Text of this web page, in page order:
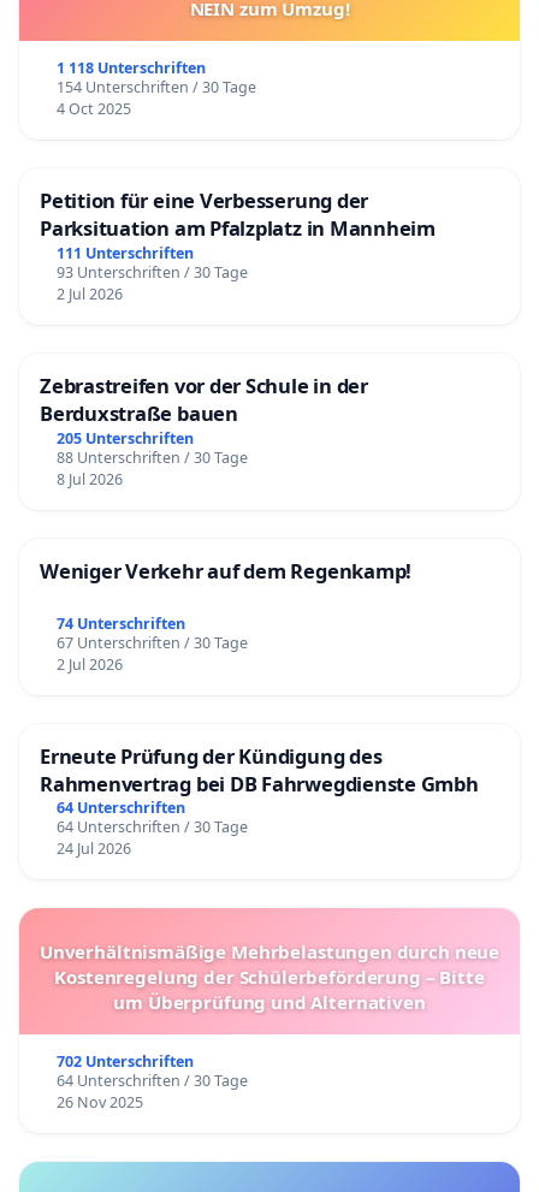
NEIN zum Umzug!
1 118 Unterschriften
154 Unterschriften / 30 Tage
4 Oct 2025
Petition für eine Verbesserung der
Parksituation am Pfalzplatz in Mannheim
111 Unterschriften
93 Unterschriften / 30 Tage
2 Jul 2026
Zebrastreifen vor der Schule in der
Berduxstraße bauen
205 Unterschriften
88 Unterschriften / 30 Tage
8 Jul 2026
Weniger Verkehr auf dem Regenkamp!
74 Unterschriften
67 Unterschriften / 30 Tage
2 Jul 2026
Erneute Prüfung der Kündigung des
Rahmenvertrag bei DB Fahrwegdienste Gmbh
64 Unterschriften
64 Unterschriften / 30 Tage
24 Jul 2026
Unverhältnismäßige Mehrbelastungen durch neue
Kostenregelung der Schülerbeförderung – Bitte
um Überprüfung und Alternativen
702 Unterschriften
64 Unterschriften / 30 Tage
26 Nov 2025